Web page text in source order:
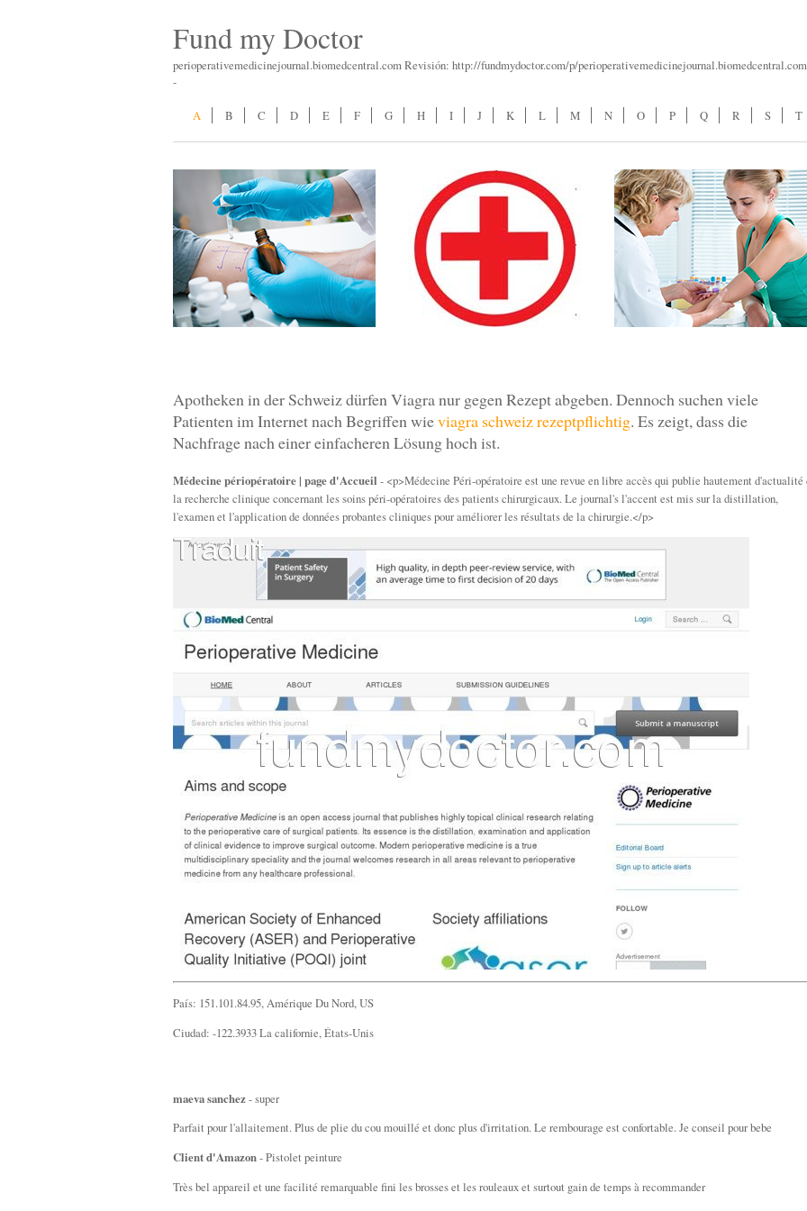
Fund my Doctor
perioperativemedicinejournal.biomedcentral.com Revisión: http://fundmydoctor.com/p/
-
A B C D E F G H I J K L M N O P Q R S T
Apotheken in der Schweiz dürfen Viagra nur gegen Rezept abgeben. Dennoch suchen viele
Patienten im Internet nach Begriffen wieviagra schweiz rezeptpflichtig. Es zeigt, dass die
Nachfrage nach einer einfacheren Lösung hoch ist.
Médecine périopératoire | page d'Accueil - <p>Médecine Péri-opératoire est une revue en libre accès qui publie hautement d'actualité
la recherche clinique concernant les soins péri-opératoires des patients chirurgicaux. Le journal's l'accent est mis sur la distillation,
l'examen et l'application de données probantes cliniques pour améliorer les résultats de la chirurgie.</p>
País: 151.101.84.95, Amérique Du Nord, US
Ciudad: -122.3933 La californie, États-Unis
maeva sanchez- super
Parfait pour l'allaitement. Plus de plie du cou mouillé et donc plus d'irritation. Le rembourage est confortable. Je conseil pour bebe
Client d'Amazon- Pistolet peinture
Très bel appareil et une facilité remarquable fini les brosses et les rouleaux et surtout gain de temps à recommander